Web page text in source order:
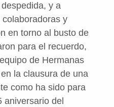
y a
y
en torno al busto de
para el recuerdo,
de Hermanas
la clausura de una
como ha sido para
aniversario del